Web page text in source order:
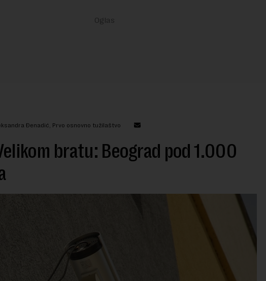
Đenadić, Prvo osnovno tužilaštvo
bratu: Beograd pod 1.000